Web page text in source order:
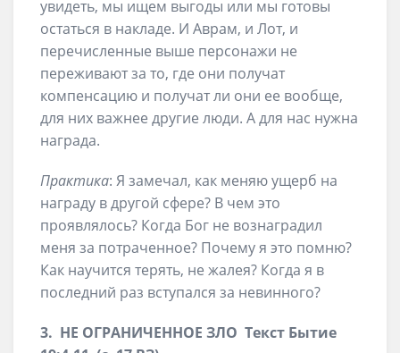
увидеть, мы ищем выгоды или мы готовы
остаться в накладе. И Аврам, и Лот, и
перечисленные выше персонажи не
переживают за то, где они получат
компенсацию и получат ли они ее вообще,
для них важнее другие люди. А для нас нужна
награда.
Практика: Я замечал, как меняю ущерб на
награду в другой сфере? В чем это
проявлялось? Когда Бог не вознаградил
меня за потраченное? Почему я это помню?
Как научится терять, не жалея? Когда я в
последний раз вступался за невинного?
3. НЕ ОГРАНИЧЕННОЕ ЗЛО Текст Бытие